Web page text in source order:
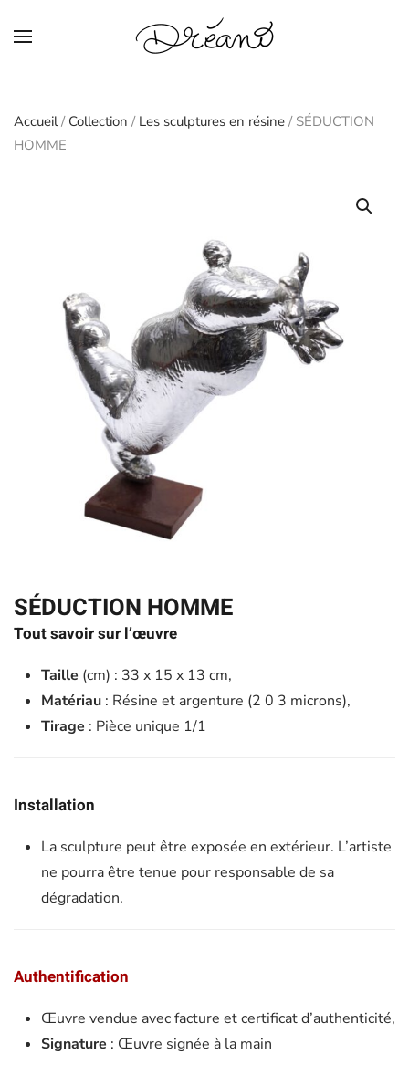
Skip to main content
Accueil/ Collection / Les sculptures en résine / SÉDUCTION
HOMME
SÉDUCTION HOMME
Tout savoir sur l’œuvre
Taille (cm) : 33 x 15 x 13 cm,
Matériau : Résine et argenture (2 0 3 microns),
Tirage : Pièce unique 1/1
Installation
La sculpture peut être exposée en extérieur. L’artiste
ne pourra être tenue pour responsable de sa
dégradation.
Authentification
Œuvre vendue avec facture et certificat d’authenticité,
Signature : Œuvre signée à la main